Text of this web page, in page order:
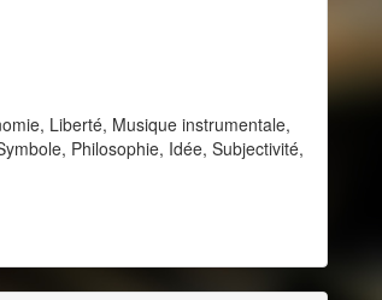
Liberté, Musique instrumentale,
Philosophie, Idée, Subjectivité,